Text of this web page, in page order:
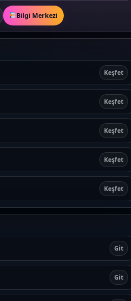
Bilgi Merkezi
Keşfet
Keşfet
Keşfet
Keşfet
Keşfet
Git
Git